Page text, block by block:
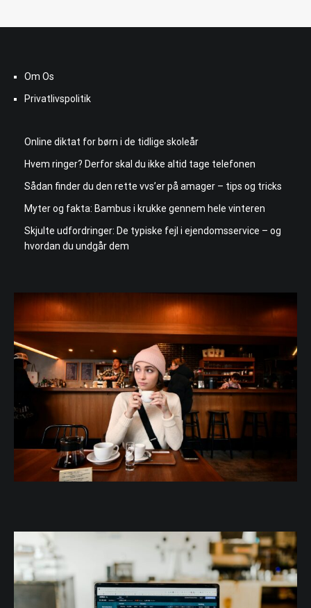
Om Os
Privatlivspolitik
Online diktat for børn i de tidlige skoleår
Hvem ringer? Derfor skal du ikke altid tage telefonen
Sådan finder du den rette vvs’er på amager – tips og tricks
Myter og fakta: Bambus i krukke gennem hele vinteren
Skjulte udfordringer: De typiske fejl i ejendomsservice – og
hvordan du undgår dem